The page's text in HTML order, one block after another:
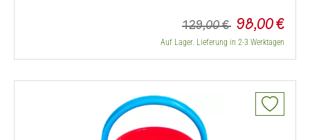
129,00 € 98,00 €
Auf Lager. Lieferung in 2-3 Werktagen